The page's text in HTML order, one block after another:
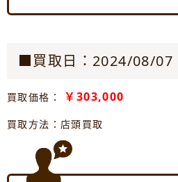
■買取日：2024/08/07
買取価格： ￥303,000
買取方法：店頭買取